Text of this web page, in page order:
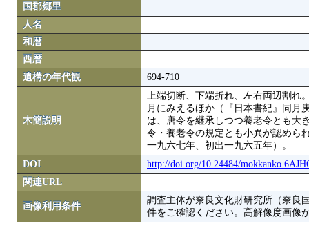
国郡郷里
人名
和暦
西暦
遺構の年代観
694-710
木簡説明
上端切断、下端折れ、左右両辺割れ
月にみえるほか（『日本書紀』同月
は、唐令を継承しつつ養老令とも大
令・養老令の規定とも小異が認めら
一九六七年、初出一九六五年）。
DOI
http://doi.org/10.24484/
関連URL
画像利用条件
調査主体が奈良文化財研究所（奈良
件をご確認ください。高解像度画像